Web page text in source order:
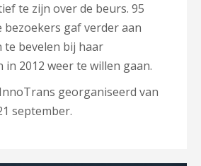
te zijn over de beurs. 95
bezoekers gaf verder aan
te bevelen bij haar
in 2012 weer te willen gaan.
georganiseerd van
september.